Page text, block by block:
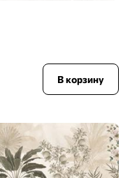
В корзину